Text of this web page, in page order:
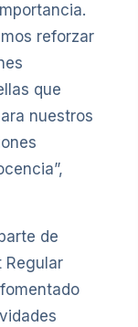
reforzar
que
nuestros
de
Regular